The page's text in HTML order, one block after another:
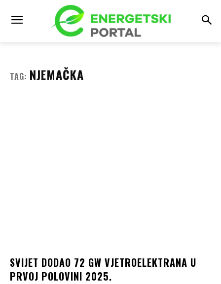
TAG: NJEMAČKA
SVIJET DODAO 72 GW VJETROELEKTRANA U
PRVOJ POLOVINI 2025.